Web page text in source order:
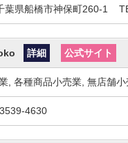
葉県船橋市神保町260-1
詳細 公式サイト
, 各種商品小売業, 無店舗
4630